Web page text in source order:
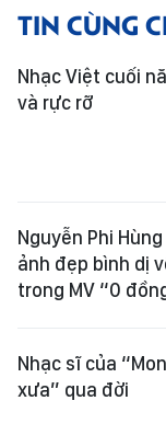
TIN CÙNG
Nhạc Việt cuối
và rực rỡ
Nguyễn Phi
ảnh đẹp bình dị
trong MV “0
Nhạc sĩ của
xưa” qua đời